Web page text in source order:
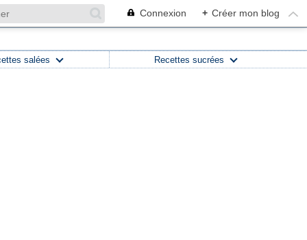
Connexion + Créer mon blog
salées Recettes sucrées